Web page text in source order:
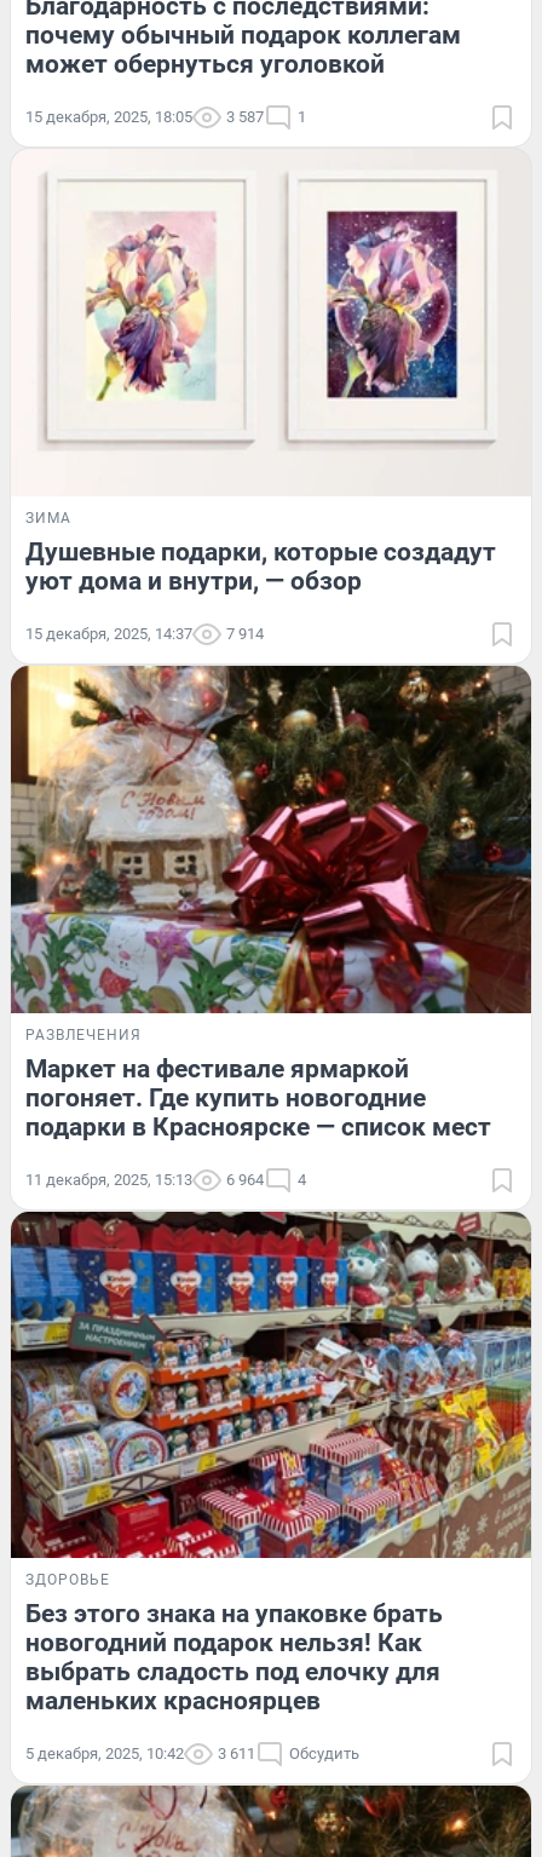
Благодарность с последствиями:
почему обычный подарок коллегам
может обернуться уголовкой
15 декабря, 2025, 18:05 3 587 1
ЗИМА
Душевные подарки, которые создадут
уют дома и внутри, — обзор
15 декабря, 2025, 14:37 7 914
РАЗВЛЕЧЕНИЯ
Маркет на фестивале ярмаркой
погоняет. Где купить новогодние
подарки в Красноярске — список мест
11 декабря, 2025, 15:13 6 964 4
ЗДОРОВЬЕ
Без этого знака на упаковке брать
новогодний подарок нельзя! Как
выбрать сладость под елочку для
маленьких красноярцев
5 декабря, 2025, 10:42 3 611 Обсудить